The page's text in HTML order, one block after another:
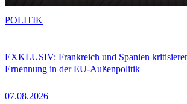
EXKLUSIV: Frankreich und Spanien
Ernennung in der EU-Außenpolitik
07.08.2026
POLITIK